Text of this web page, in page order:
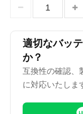
適切なバッ
か？
互換性の確認、
に対応いたしま